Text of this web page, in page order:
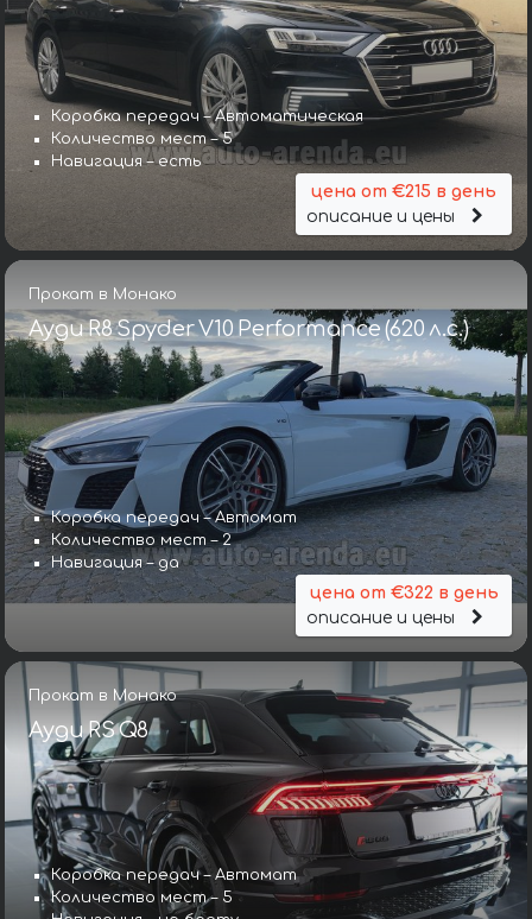
Коробка передач – Автоматическая
Количество мест – 5
Навигация – есть
цена от €215 в день
описание и цены
Прокат в Монако
Ауди R8 Spyder V10 Performance (620 л.с.)
Коробка передач – Автомат
Количество мест – 2
Навигация – да
цена от €322 в день
описание и цены
Прокат в Монако
Ауди RS Q8
Коробка передач – Автомат
Количество мест – 5